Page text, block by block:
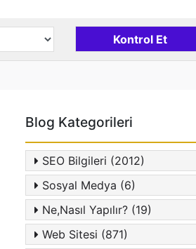
Blog Kategorileri
SEO Bilgileri (2012)
Sosyal Medya (6)
Ne,Nasıl Yapılır? (19)
Web Sitesi (871)